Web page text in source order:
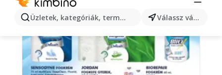
Üzletek, kategóriák, termékek keresése... Válassz várost